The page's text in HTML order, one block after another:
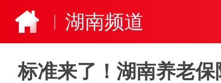
湖南频道
标准来了！湖南养老